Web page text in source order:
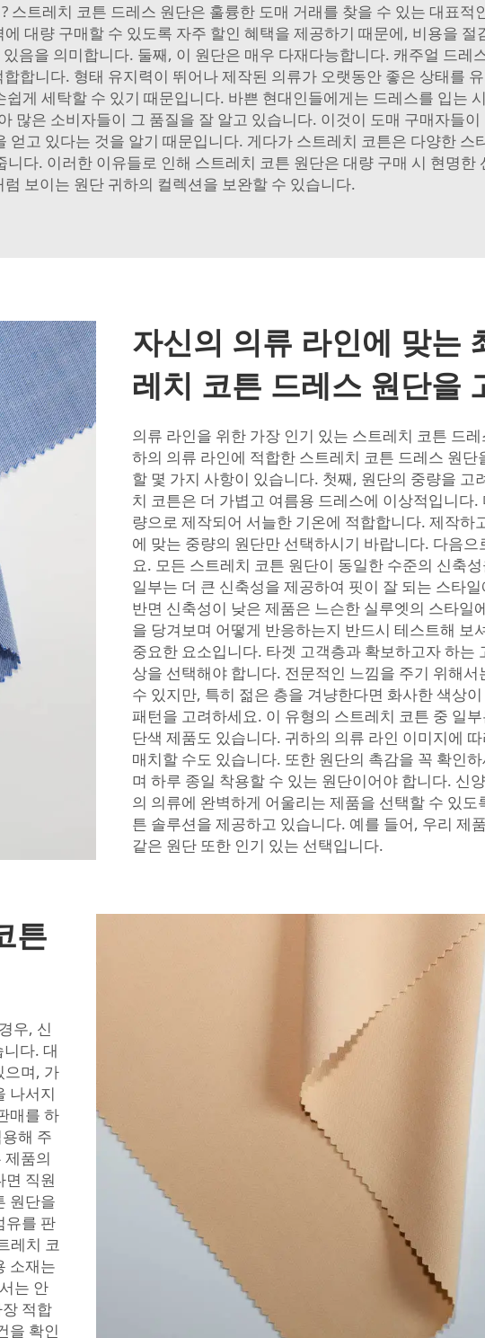
트레치 코튼 드레스 원단은 훌륭한 도매 거래를 찾을 수 있는 대표적
대량 구매할 수 있도록 자주 할인 혜택을 제공하기 때문에, 비용을 절
음을 의미합니다. 둘째, 이 원단은 매우 다재다능합니다. 캐주얼 드레
합니다. 형태 유지력이 뛰어나 제작된 의류가 오랫동안 좋은 상태를
게 세탁할 수 있기 때문입니다. 바쁜 현대인들에게는 드레스를 입는
많은 소비자들이 그 품질을 잘 알고 있습니다. 이것이 도매 구매자들
고 있다는 것을 알기 때문입니다. 게다가 스트레치 코튼은 다양한 스
다. 이러한 이유들로 인해 스트레치 코튼 원단은 대량 구매 시 현명한
보이는 원단 귀하의 컬렉션을 보완할 수 있습니다.
자신의 의류 라인에 맞는
레치 코튼 드레스 원단을
의류 라인을 위한 가장 인기 있는 스트레치 코튼 드
하의 의류 라인에 적합한 스트레치 코튼 드레스 원단
할 몇 가지 사항이 있습니다. 첫째, 원단의 중량을 고
치 코튼은 더 가볍고 여름용 드레스에 이상적입니다.
량으로 제작되어 서늘한 기온에 적합합니다. 제작하
에 맞는 중량의 원단만 선택하시기 바랍니다. 다음으
요. 모든 스트레치 코튼 원단이 동일한 수준의 신축
일부는 더 큰 신축성을 제공하여 핏이 잘 되는 스타
반면 신축성이 낮은 제품은 느슨한 실루엣의 스타일
을 당겨보며 어떻게 반응하는지 반드시 테스트해 보
중요한 요소입니다. 타겟 고객층과 확보하고자 하는
상을 선택해야 합니다. 전문적인 느낌을 주기 위해
수 있지만, 특히 젊은 층을 겨냥한다면 화사한 색상
패턴을 고려하세요. 이 유형의 스트레치 코튼 중 일
단색 제품도 있습니다. 귀하의 의류 라인 이미지에
매치할 수도 있습니다. 또한 원단의 촉감을 꼭 확인
며 하루 종일 착용할 수 있는 원단이어야 합니다. 신
의 의류에 완벽하게 어울리는 제품을 선택할 수 있도
튼 솔루션을 제공하고 있습니다. 예를 들어, 우리 제
같은 원단 또한 인기 있는 선택입니다.
튼
우, 신
다. 대
으며, 가
나서지
매를 하
해 주
품의
면 직원
원단을
유를 판
레치 코
소재는
는 안
적합
을 확인